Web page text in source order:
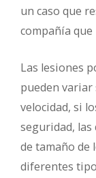
un caso que
compañía que
Las lesiones
pueden variar
velocidad, si
seguridad, las
de tamaño de
diferentes